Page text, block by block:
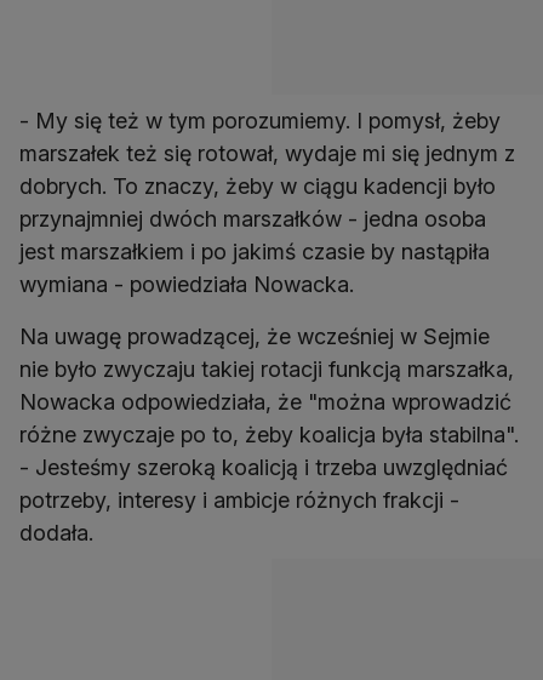
- My się też w tym porozumiemy. I pomysł, żeby
marszałek też się rotował, wydaje mi się jednym z
dobrych. To znaczy, żeby w ciągu kadencji było
przynajmniej dwóch marszałków - jedna osoba
jest marszałkiem i po jakimś czasie by nastąpiła
wymiana - powiedziała Nowacka.
Na uwagę prowadzącej, że wcześniej w Sejmie
nie było zwyczaju takiej rotacji funkcją marszałka,
Nowacka odpowiedziała, że "można wprowadzić
różne zwyczaje po to, żeby koalicja była stabilna".
- Jesteśmy szeroką koalicją i trzeba uwzględniać
potrzeby, interesy i ambicje różnych frakcji -
dodała.